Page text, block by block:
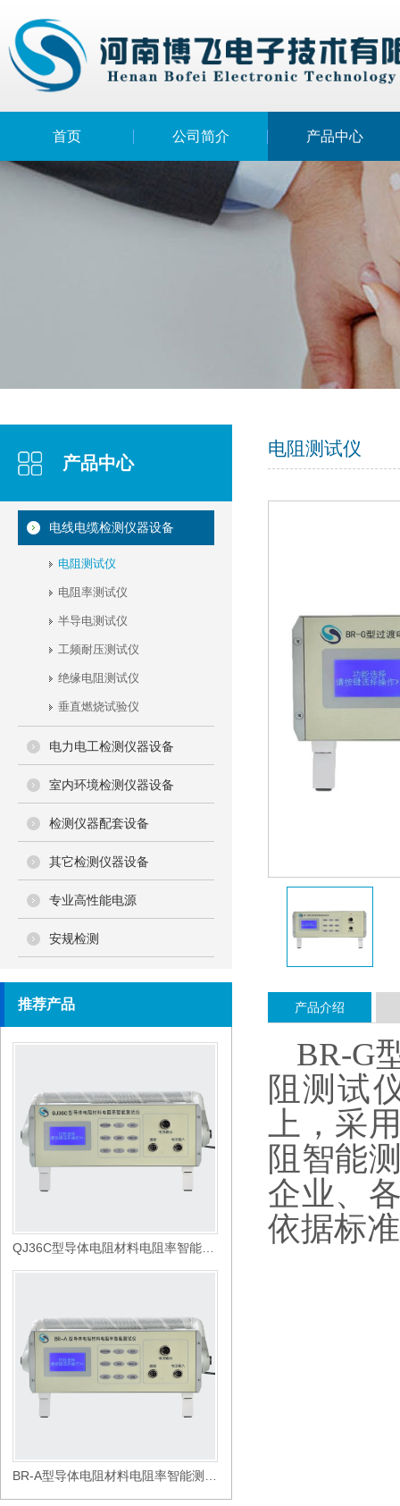
首页 公司简介 产品中心
产品中心
电线电缆检测仪器设备
电阻测试仪
电阻率测试仪
半导电测试仪
工频耐压测试仪
绝缘电阻测试仪
垂直燃烧试验仪
电力电工检测仪器设备
室内环境检测仪器设备
检测仪器配套设备
其它检测仪器设备
专业高性能电源
安规检测
推荐产品
QJ36C型导体电阻材料电阻率智能测试仪
BR-A型导体电阻材料电阻率智能测试仪
电阻测试仪
产品介绍
BR-G
阻测试
上，采
阻智能
企业、
依据标